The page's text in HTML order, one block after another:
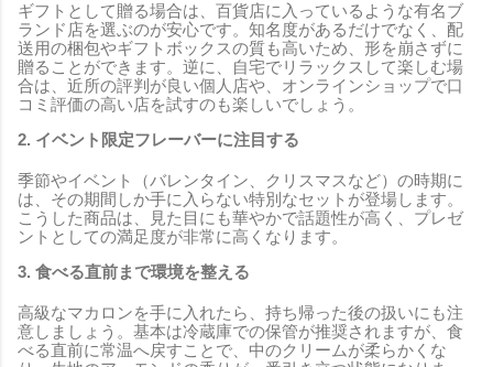
ギフトとして贈る場合は、百貨店に入っているような有名ブ
ランド店を選ぶのが安心です。知名度があるだけでなく、配
送用の梱包やギフトボックスの質も高いため、形を崩さずに
贈ることができます。逆に、自宅でリラックスして楽しむ場
合は、近所の評判が良い個人店や、オンラインショップで口
コミ評価の高い店を試すのも楽しいでしょう。
2. イベント限定フレーバーに注目する
季節やイベント（バレンタイン、クリスマスなど）の時期に
は、その期間しか手に入らない特別なセットが登場します。
こうした商品は、見た目にも華やかで話題性が高く、プレゼ
ントとしての満足度が非常に高くなります。
3. 食べる直前まで環境を整える
高級なマカロンを手に入れたら、持ち帰った後の扱いにも注
意しましょう。基本は冷蔵庫での保管が推奨されますが、食
べる直前に常温へ戻すことで、中のクリームが柔らかくな